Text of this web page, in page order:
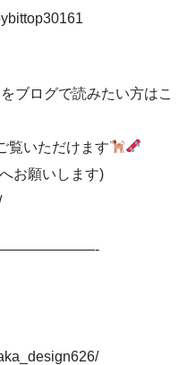
ブログで読みたい方はこ
覧いただけます
お願いします)